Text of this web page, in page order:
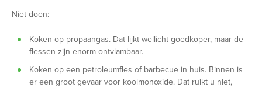
Niet doen:
Koken op propaangas. Dat lijkt wellicht goedkoper, maar de
flessen zijn enorm ontvlambaar.
Koken op een petroleumfles of barbecue in huis. Binnen is
er een groot gevaar voor koolmonoxide. Dat ruikt u niet,